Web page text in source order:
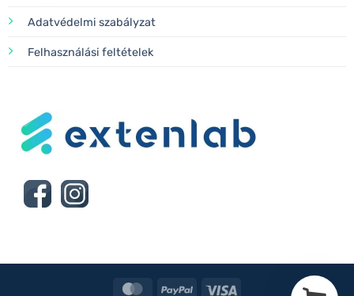
Adatvédelmi szabályzat
Felhasználási feltételek
MasterCardPayPal